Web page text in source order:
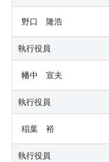
野口 隆浩
執行役員
幡中 宣夫
執行役員
稲葉 裕
執行役員